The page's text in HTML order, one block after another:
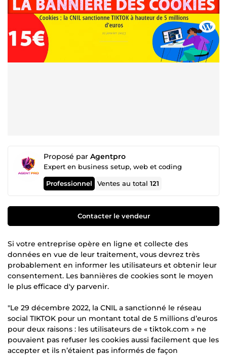
Proposé par Agentpro
Expert en business setup, web et coding
Professionnel Ventes au total121
Contacter le vendeur
Si votre entreprise opère en ligne et collecte des
données en vue de leur traitement, vous devrez très
probablement en informer les utilisateurs et obtenir leur
consentement. Les bannières de cookies sont le moyen
le plus efficace d'y parvenir.
"Le 29 décembre 2022, la CNIL a sanctionné le réseau
social TIKTOK pour un montant total de 5 millions d’euros
pour deux raisons : les utilisateurs de « tiktok.com » ne
pouvaient pas refuser les cookies aussi facilement que les
accepter et ils n’étaient pas informés de façon